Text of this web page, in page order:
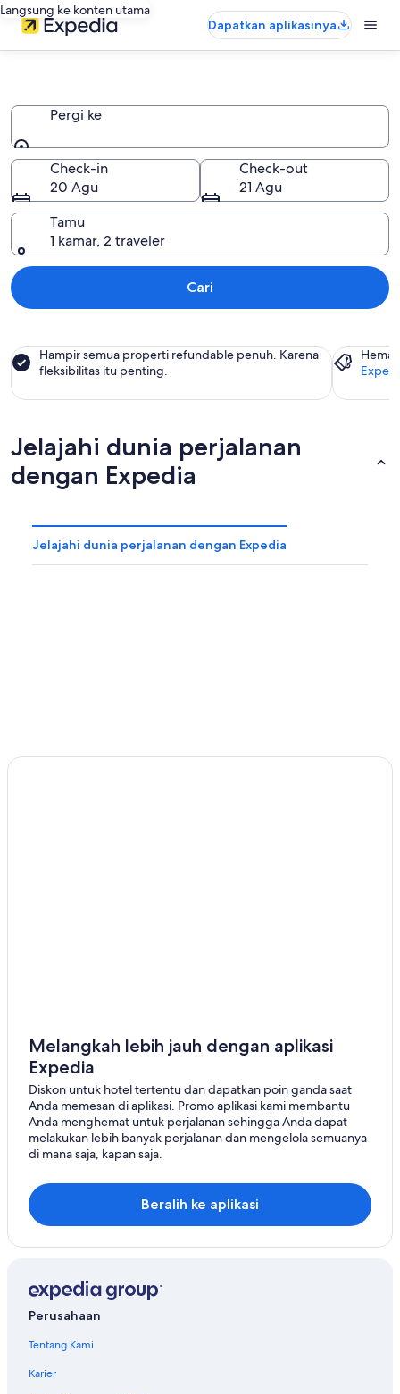
Langsung ke konten utama
Dapatkan aplikasinya
Pergi ke
Pergi ke
Check-in
20 Agu
Check-out
21 Agu
Tamu
1 kamar, 2 traveler
Cari
Hampir semua properti refundable penuh. Karena
fleksibilitas itu penting.
Jelajahi dunia perjalanan
dengan Expedia
Jelajahi dunia perjalanan dengan Expedia
Melangkah lebih jauh dengan aplikasi
Expedia
Diskon untuk hotel tertentu dan dapatkan poin ganda saat
Anda memesan di aplikasi. Promo aplikasi kami membantu
Anda menghemat untuk perjalanan sehingga Anda dapat
melakukan lebih banyak perjalanan dan mengelola semuanya
di mana saja, kapan saja.
Beralih ke aplikasi
Perusahaan
Tentang Kami
Karier